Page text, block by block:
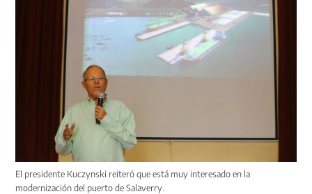
El presidente Kuczynski reiteró que está muy interesado en la
modernización del puerto de Salaverry.